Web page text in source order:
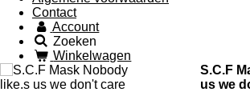
Contact
Account
Zoeken
Winkelwagen
S.C.F
us we